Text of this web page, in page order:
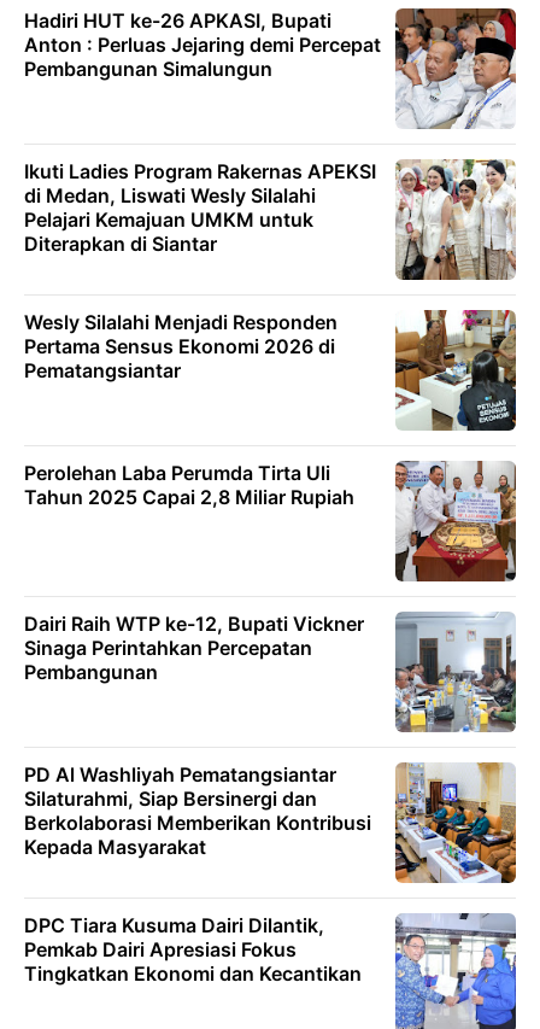
Hadiri HUT ke-26 APKASI, Bupati
Anton : Perluas Jejaring demi Percepat
Pembangunan Simalungun
Ikuti Ladies Program Rakernas APEKSI
di Medan, Liswati Wesly Silalahi
Pelajari Kemajuan UMKM untuk
Diterapkan di Siantar
Wesly Silalahi Menjadi Responden
Pertama Sensus Ekonomi 2026 di
Pematangsiantar
Perolehan Laba Perumda Tirta Uli
Tahun 2025 Capai 2,8 Miliar Rupiah
Dairi Raih WTP ke-12, Bupati Vickner
Sinaga Perintahkan Percepatan
Pembangunan
PD Al Washliyah Pematangsiantar
Silaturahmi, Siap Bersinergi dan
Berkolaborasi Memberikan Kontribusi
Kepada Masyarakat
DPC Tiara Kusuma Dairi Dilantik,
Pemkab Dairi Apresiasi Fokus
Tingkatkan Ekonomi dan Kecantikan